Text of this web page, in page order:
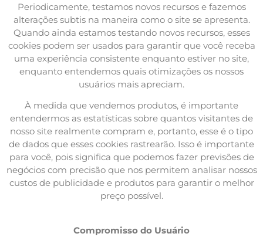
Periodicamente, testamos novos recursos e fazemos
alterações subtis na maneira como o site se apresenta.
Quando ainda estamos testando novos recursos, esses
cookies podem ser usados ​​para garantir que você receba
uma experiência consistente enquanto estiver no site,
enquanto entendemos quais otimizações os nossos
usuários mais apreciam.
À medida que vendemos produtos, é importante
entendermos as estatísticas sobre quantos visitantes de
nosso site realmente compram e, portanto, esse é o tipo
de dados que esses cookies rastrearão. Isso é importante
para você, pois significa que podemos fazer previsões de
negócios com precisão que nos permitem analisar nossos
custos de publicidade e produtos para garantir o melhor
preço possível.
Compromisso do Usuário